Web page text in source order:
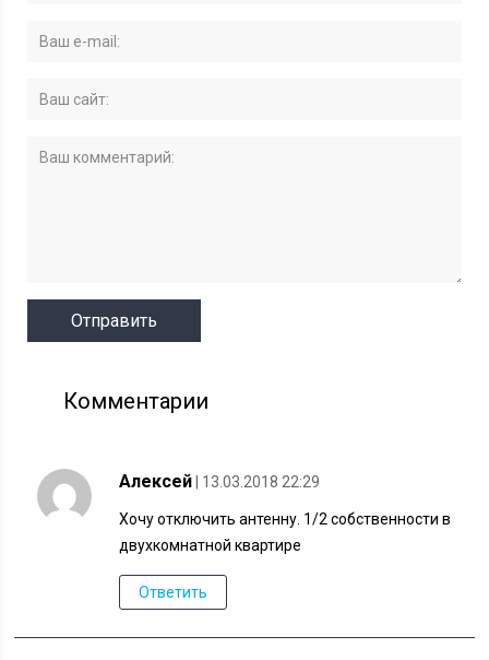
Комментарии
Алексей | 13.03.2018 22:29
Хочу отключить антенну. 1/2 собственности в
двухкомнатной квартире
Ответить